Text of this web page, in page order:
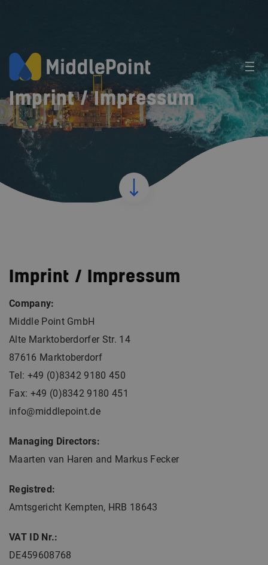
Imprint / Impressum
Imprint / Impressum
Company:
Middle Point GmbH
Alte Marktoberdorfer Str. 14
87616 Marktoberdorf
Tel: +49 (0)8342 9180 450
Fax: +49 (0)8342 9180 451
info@middlepoint.de
Managing Directors:
Maarten van Haren and Markus Fecker
Registred:
Amtsgericht Kempten, HRB 18643
VAT ID Nr.:
DE459608768